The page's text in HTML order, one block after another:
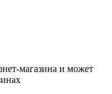
магазина и может